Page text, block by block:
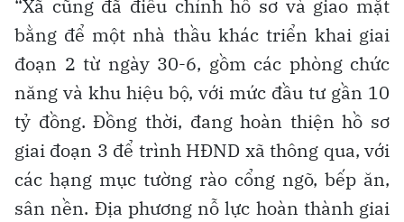
“Xã cũng đã điều chỉnh hồ sơ và giao mặt
bằng để một nhà thầu khác triển khai giai
đoạn 2 từ ngày 30-6, gồm các phòng chức
năng và khu hiệu bộ, với mức đầu tư gần 10
tỷ đồng. Đồng thời, đang hoàn thiện hồ sơ
giai đoạn 3 để trình HĐND xã thông qua, với
các hạng mục tường rào cổng ngõ, bếp ăn,
sân nền. Địa phương nỗ lực hoàn thành giai